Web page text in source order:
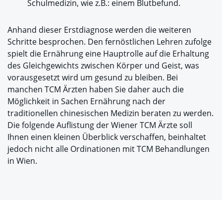
Schulmedizin, wie z.B.: einem Blutbefund.
Anhand dieser Erstdiagnose werden die weiteren
Schritte besprochen. Den fernöstlichen Lehren zufolge
spielt die Ernährung eine Hauptrolle auf die Erhaltung
des Gleichgewichts zwischen Körper und Geist, was
vorausgesetzt wird um gesund zu bleiben. Bei
manchen TCM Ärzten haben Sie daher auch die
Möglichkeit in Sachen Ernährung nach der
traditionellen chinesischen Medizin beraten zu werden.
Die folgende Auflistung der Wiener TCM Ärzte soll
Ihnen einen kleinen Überblick verschaffen, beinhaltet
jedoch nicht alle Ordinationen mit TCM Behandlungen
in Wien.